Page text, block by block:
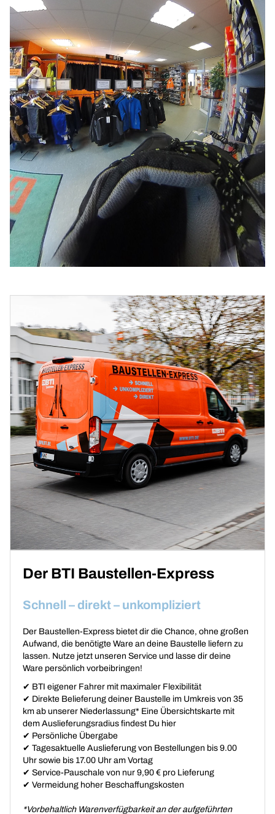
Der BTI Baustellen-Express
Schnell – direkt – unkompliziert
Der Baustellen-Express bietet dir die Chance, ohne großen
Aufwand, die benötigte Ware an deine Baustelle liefern zu
lassen. Nutze jetzt unseren Service und lasse dir deine
Ware persönlich vorbeibringen!
✔ BTI eigener Fahrer mit maximaler Flexibilität
✔ Direkte Belieferung deiner Baustelle im Umkreis von 35
km ab unserer Niederlassung* Eine Übersichtskarte mit
dem Auslieferungsradius findest Du hier
✔ Persönliche Übergabe
✔ Tagesaktuelle Auslieferung von Bestellungen bis 9.00
Uhr sowie bis 17.00 Uhr am Vortag
✔ Service-Pauschale von nur 9,90 € pro Lieferung
✔ Vermeidung hoher Beschaffungskosten
*Vorbehaltlich Warenverfügbarkeit an der aufgeführten